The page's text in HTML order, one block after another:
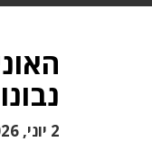
2 יוני, 2026